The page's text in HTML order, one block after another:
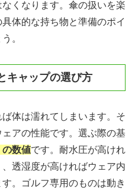
くなります。傘の扱いを楽
体的な持ち物と準備のポイ
。
キャップの選び方
体は濡れてしまいます。そ
アの性能です。選ぶ際の基
の数値です。耐水圧が高けれ
透湿度が高ければウェア内
。ゴルフ専用のものは動き